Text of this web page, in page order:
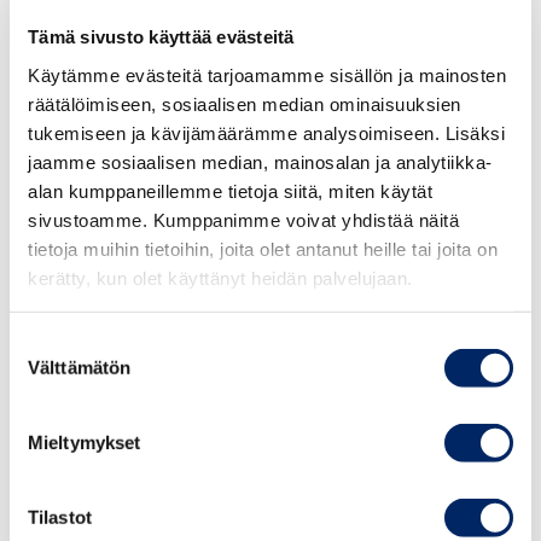
Tämä sivusto käyttää evästeitä
Käytämme evästeitä tarjoamamme sisällön ja mainosten
räätälöimiseen, sosiaalisen median ominaisuuksien
tukemiseen ja kävijämäärämme analysoimiseen. Lisäksi
jaamme sosiaalisen median, mainosalan ja analytiikka-
alan kumppaneillemme tietoja siitä, miten käytät
sivustoamme. Kumppanimme voivat yhdistää näitä
tietoja muihin tietoihin, joita olet antanut heille tai joita on
kerätty, kun olet käyttänyt heidän palvelujaan.
valinta
Välttämätön
Mieltymykset
Tilastot
Commerce and Industry ’s support services for
Doing Business in Zambia
Ms Lena Charlotte Mueller, Representative,
Southern African – German Chamber of
Commerce and Industry – Zambia Office
09.20Promoting innovation and technology
transfer as key drivers for local economic
development in low income communities
Mr Naku Chinuvo, Vice President, EU-Zambia
Business Club
09.30Zambia Chambers’ Role in Investment
Mr Chabuka Kawesha, President,Zambia